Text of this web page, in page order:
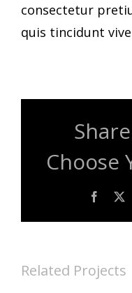
consectetur
quis tincidunt
Choose
Related Projects